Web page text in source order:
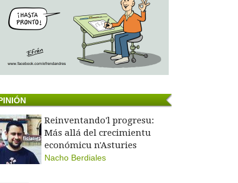
Reinventando'l progresu:
Más allá del crecimientu
económicu n'Asturies
Nacho Berdiales